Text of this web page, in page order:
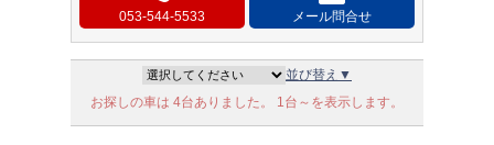
053-544-5533 メール問合せ
並び替え▼
お探しの車は 4台ありました。 1台～を表示します。